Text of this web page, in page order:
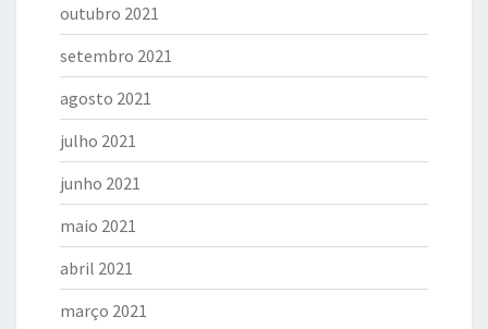
outubro 2021
setembro 2021
agosto 2021
julho 2021
junho 2021
maio 2021
abril 2021
março 2021